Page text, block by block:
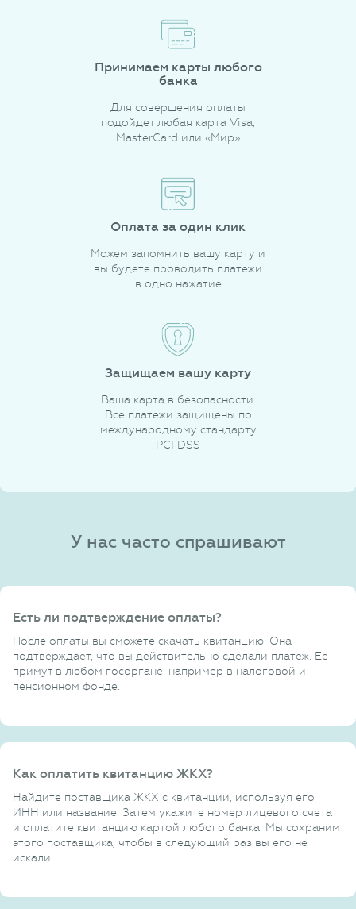
Принимаем карты любого
банка
Для совершения оплаты
подойдет любая карта Visa,
MasterCard или «Мир»
Оплата за один клик
Можем запомнить вашу карту и
вы будете проводить платежи
в одно нажатие
Защищаем вашу карту
Ваша карта в безопасности.
Все платежи защищены по
международному стандарту
PCI DSS
У нас часто спрашивают
Есть ли подтверждение оплаты?
После оплаты вы сможете скачать квитанцию. Она
подтверждает, что вы действительно сделали платеж. Ее
примут в любом госоргане: например в налоговой и
пенсионном фонде.
Как оплатить квитанцию ЖКХ?
Найдите поставщика ЖКХ с квитанции, используя его
ИНН или название. Затем укажите номер лицевого счета
и оплатите квитанцию картой любого банка. Мы сохраним
этого поставщика, чтобы в следующий раз вы его не
искали.